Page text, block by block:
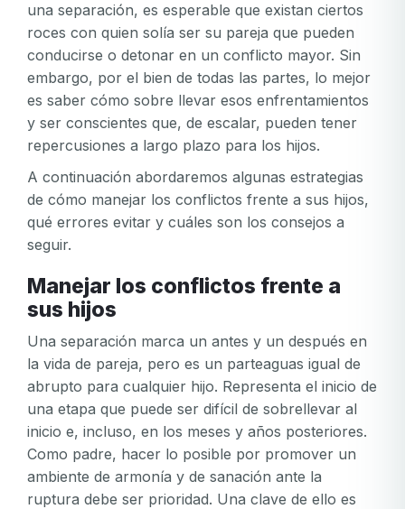
una separación, es esperable que existan ciertos
roces con quien solía ser su pareja que pueden
conducirse o detonar en un conflicto mayor. Sin
embargo, por el bien de todas las partes, lo mejor
es saber cómo sobre llevar esos enfrentamientos
y ser conscientes que, de escalar, pueden tener
repercusiones a largo plazo para los hijos.
A continuación abordaremos algunas estrategias
de cómo manejar los conflictos frente a sus hijos,
qué errores evitar y cuáles son los consejos a
seguir.
Manejar los conflictos frente a
sus hijos
Una separación marca un antes y un después en
la vida de pareja, pero es un parteaguas igual de
abrupto para cualquier hijo. Representa el inicio de
una etapa que puede ser difícil de sobrellevar al
inicio e, incluso, en los meses y años posteriores.
Como padre, hacer lo posible por promover un
ambiente de armonía y de sanación ante la
ruptura debe ser prioridad. Una clave de ello es